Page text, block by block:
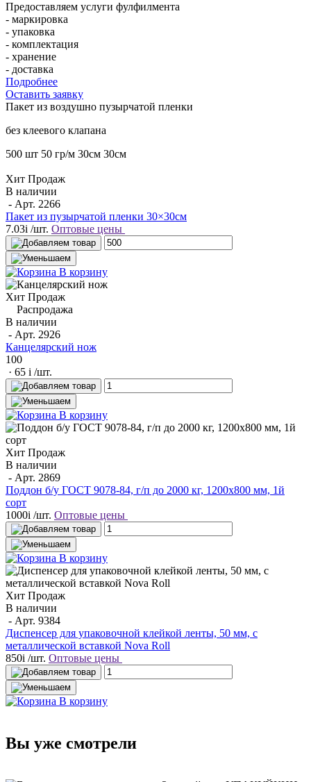
Предоставляем услуги фулфилмента
- маркировка
- упаковка
- комплектация
- хранение
- доставка
Подробнее
Оставить заявку
Пакет из воздушно пузырчатой пленки
без клеевого клапана
500 шт 50 гр/м 30см 30см
Хит Продаж
В наличии
- Арт. 2266
Пакет из пузырчатой пленки 30×30см
7.03i /шт. Оптовые цены
В корзину
Хит Продаж
Распродажа
В наличии
- Арт. 2926
Канцелярский нож
100
· 65 i /шт.
В корзину
Хит Продаж
В наличии
- Арт. 2869
Поддон б/у ГОСТ 9078-84, г/п до 2000 кг, 1200х800 мм, 1й
сорт
1000i /шт. Оптовые цены
В корзину
Хит Продаж
В наличии
- Арт. 9384
Диспенсер для упаковочной клейкой ленты, 50 мм, с
металлической вставкой Nova Roll
850i /шт. Оптовые цены
В корзину
Вы уже смотрели